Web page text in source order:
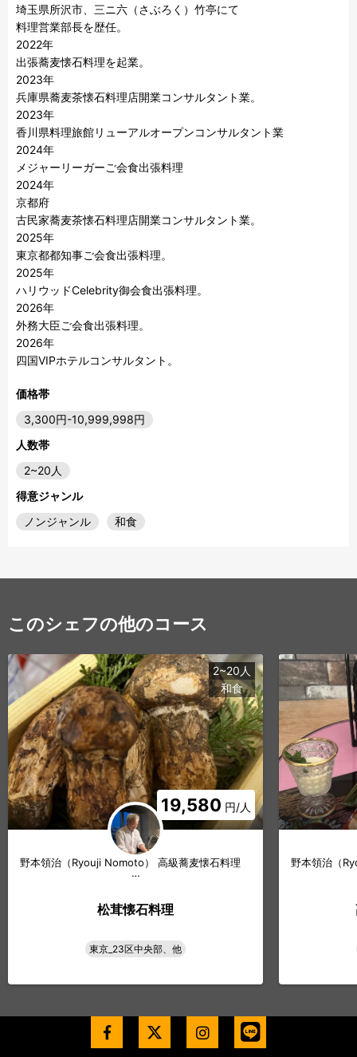
埼玉県所沢市、三ニ六（さぶろく）竹亭にて
料理営業部長を歴任。
2022年
出張蕎麦懐石料理を起業。
2023年
兵庫県蕎麦茶懐石料理店開業コンサルタント業。
2023年
香川県料理旅館リューアルオープンコンサルタント業
2024年
メジャーリーガーご会食出張料理
2024年
京都府
古民家蕎麦茶懐石料理店開業コンサルタント業。
2025年
東京都都知事ご会食出張料理。
2025年
ハリウッドCelebrity御会食出張料理。
2026年
外務大臣ご会食出張料理。
2026年
価格帯
3,300円-10,999,998円
人数帯
2~20人
得意ジャンル
ノンジャンル
和食
このシェフの他のコース
19,580 円/人
2~20人
和食
野本領治（Ryouji Nomoto） 高級蕎麦懐石料理
…
松茸懐石料理
東京_23区中央部、他
野本領治（